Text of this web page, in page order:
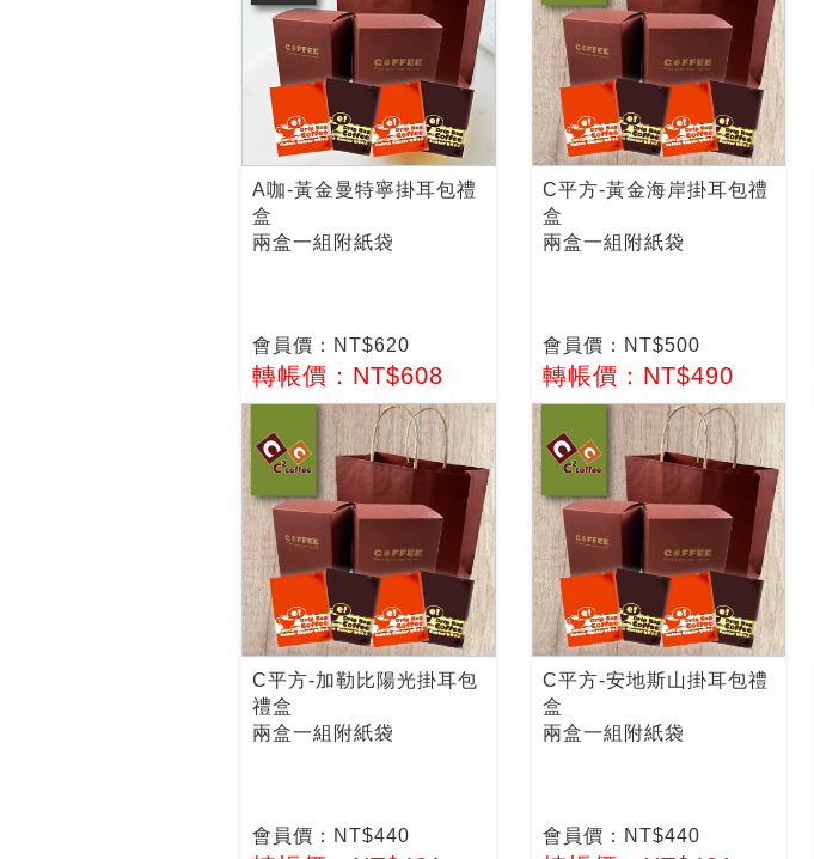
A咖-黃金曼特寧掛耳包禮
盒
兩盒一組附紙袋
會員價：NT$620
轉帳價：NT$608
C平方-黃金海岸掛耳包禮
盒
兩盒一組附紙袋
會員價：NT$500
轉帳價：NT$490
C平方-加勒比陽光掛耳包
禮盒
兩盒一組附紙袋
會員價：NT$440
C平方-安地斯山掛耳包禮
盒
兩盒一組附紙袋
會員價：NT$440